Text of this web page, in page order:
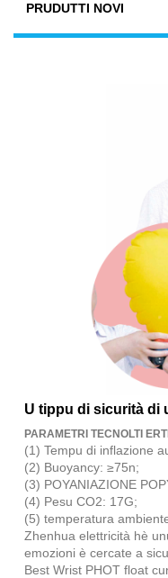
PRUDUTTI NOVI
U tippu di sicurità di
PARAMETRI TECNOLTI
(1) Tempu di inflazione
(2) Buoyancy: ≥75n;
(3) POYANIAZIONE
(4) Pesu CO2: 17G;
(5) temperatura
Zhenhua elettricità hè
emozioni è cercate a
Best Wrist PHOT float